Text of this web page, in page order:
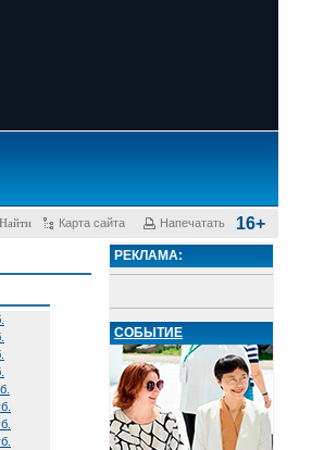
Карта сайта Напечатать 16+
РЕКЛАМА:
СОБЫТИЕ